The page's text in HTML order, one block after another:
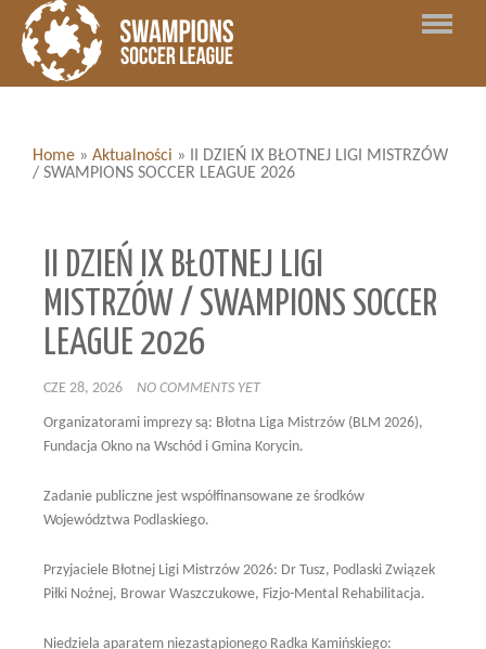
Home » Aktualności »
II DZIEŃ IX BŁOTNEJ LIGI MISTRZÓW
/ SWAMPIONS SOCCER LEAGUE 2026
II DZIEŃ IX BŁOTNEJ LIGI
MISTRZÓW / SWAMPIONS SOCCER
LEAGUE 2026
CZE 28, 2026 NO COMMENTS YET
Organizatorami imprezy są: Błotna Liga Mistrzów (BLM 2026),
Fundacja Okno na Wschód i Gmina Korycin.
Zadanie publiczne jest współfinansowane ze środków
Województwa Podlaskiego.
Przyjaciele Błotnej Ligi Mistrzów 2026: Dr Tusz, Podlaski Związek
Piłki Nożnej, Browar Waszczukowe, Fizjo-Mental Rehabilitacja.
Niedziela aparatem niezastąpionego Radka Kamińskiego: